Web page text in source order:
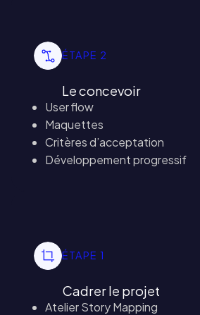
ÉTAPE 1
Cadrer le projet
Atelier Story Mapping
ÉTAPE 2
Le concevoir
User flow
Maquettes
Critères d’acceptation
Développement progressif